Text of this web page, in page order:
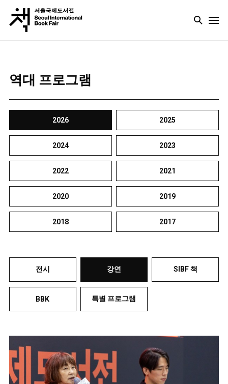
역대 프로그램
2026 2025
2024 2023
2022 2021
2020 2019
2018 2017
전시 강연 SIBF 책
BBK 특별 프로그램